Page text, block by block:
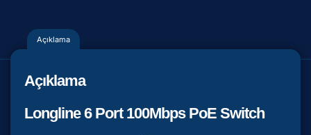
Açıklama
Açıklama
Longline 6 Port 100Mbps PoE Switch